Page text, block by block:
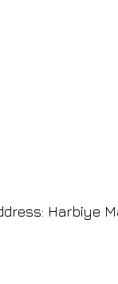
Harbiye